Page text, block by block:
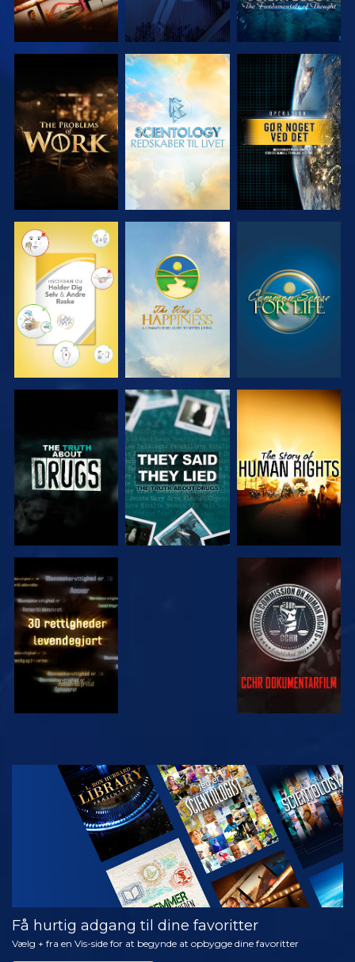
UDFORSK
SERIEN
UDFORSK
SERIEN
SE
SE SE SE
SE SE
SE SE
SE
UDFORSK
SERIEN
Få hurtig adgang til dine favoritter
Vælg + fra en Vis-side for at begynde at opbygge dine favoritter